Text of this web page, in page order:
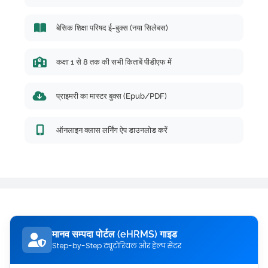
बेसिक शिक्षा परिषद ई-बुक्स (नया सिलेबस)
कक्षा 1 से 8 तक की सभी किताबें पीडीएफ में
प्राइमरी का मास्टर बुक्स (Epub/PDF)
ऑनलाइन क्लास लर्निंग ऐप डाउनलोड करें
मानव सम्पदा पोर्टल (eHRMS) गाइड
Step-by-Step ट्यूटोरियल और हेल्प सेंटर